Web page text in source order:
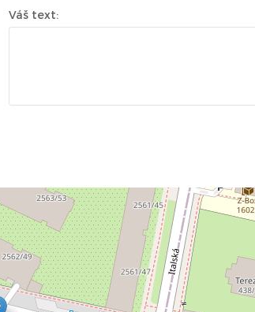
Váš text: